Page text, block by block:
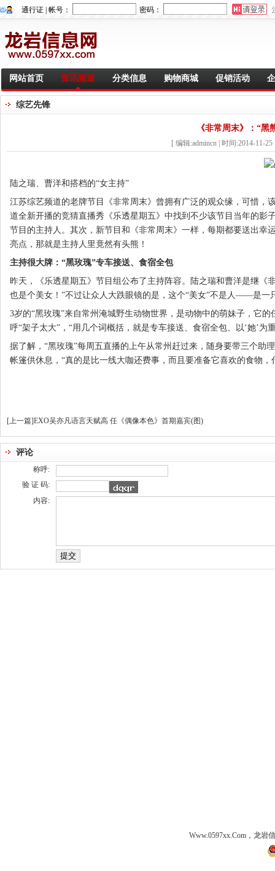
通行证 | 帐号： 密码：
网站首页 资讯频道 分类信息 购物商城 促销活动
综艺先锋
《非常周末》：“
[ 编辑:admincn | 时间:2014-11-25
陆之瑞、曹洋和搭档的“女主持”
江苏综艺频道的老牌节目《非常周末》曾拥有广泛的观众缘，可惜，
道全新开播的竞猜直播秀《乐透星期五》中找到不少该节目当年的
节目的主持人。其次，新节目和《非常周末》一样，每期都要送出幸
亮点，那就是主持人里竟然有头熊！
主持很大牌：“黑玫瑰”专车接送、食宿全包
昨天，《乐透星期五》节目组公布了主持阵容。陆之瑞和曹洋是继《
也是个美女！”不过让众人大跌眼镜的是，这个“美女”不是人——是一
3岁的“黑玫瑰”来自常州淹城野生动物世界，是动物中的萌妹子，它
呼“架子太大”，“用几个词概括，就是专车接送、食宿全包、以‘她’
据了解，“黑玫瑰”每周五直播的上午从常州赶过来，随身要带三个
帐篷供休息，“真的是比一线大咖还费事，而且要准备它喜欢的食物，
[上一篇]EXO吴亦凡语言天赋高 任《偶像本色》首期嘉宾(图)
评论
称呼:
验 证 码:
内容:
Www.0597xx.Com， 龙岩